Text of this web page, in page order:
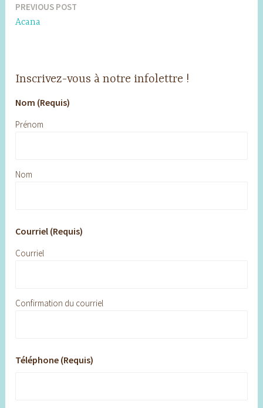
Post
PREVIOUS POST
Acana
Inscrivez-vous à notre infolettre !
Nom (Requis)
Prénom
Nom
Courriel (Requis)
Courriel
Confirmation du courriel
Téléphone (Requis)